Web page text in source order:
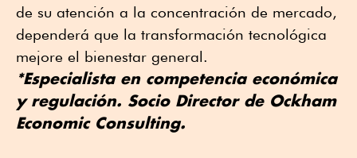
de su atención a la concentración de mercado,
dependerá que la transformación tecnológica
mejore el bienestar general.
*Especialista en competencia económica
y regulación. Socio Director de Ockham
Economic Consulting.